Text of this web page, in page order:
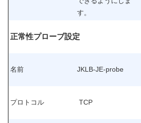
す。
正常性プローブ設定
名前 JKLB-JE-probe
プロトコル TCP